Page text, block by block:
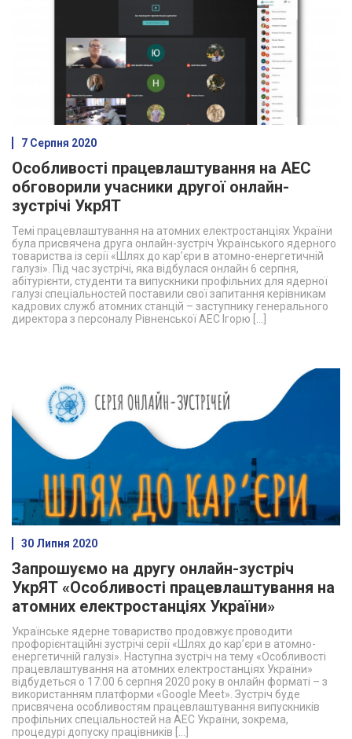
7 Серпня 2020
Особливості працевлаштування на АЕС
обговорили учасники другої онлайн-
зустрічі УкрЯТ
Темі працевлаштування на атомних електростанціях України
була присвячена друга онлайн-зустріч Українського ядерного
товариства із серії «Шлях до кар’єри в атомно-енергетичній
галузі». Під час зустрічі, яка відбулася онлайн 6 серпня,
абітурієнти, студенти та випускники профільних для ядерної
галузі спеціальностей поставили свої запитання керівникам
кадрових служб атомних станцій – заступнику генерального
директора з персоналу Рівненської АЕС Ігорю […]
30 Липня 2020
Запрошуємо на другу онлайн-зустріч
УкрЯТ «Особливості працевлаштування на
атомних електростанціях України»
Українське ядерне товариство продовжує проводити
профорієнтаційні зустрічі серії «Шлях до кар’єри в атомно-
енергетичній галузі». Наступна зустріч на тему «Особливості
працевлаштування на атомних електростанціях України»
відбудеться о 17:00 6 серпня 2020 року в онлайн форматі – з
використанням платформи «Google Meet». Зустріч буде
присвячена особливостям працевлаштування випускників
профільних спеціальностей на АЕС України, зокрема,
процедурі допуску працівників […]